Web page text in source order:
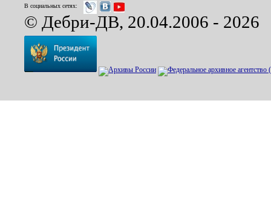
В социальных сетях:
© Дебри-ДВ, 20.04.2006 - 2026